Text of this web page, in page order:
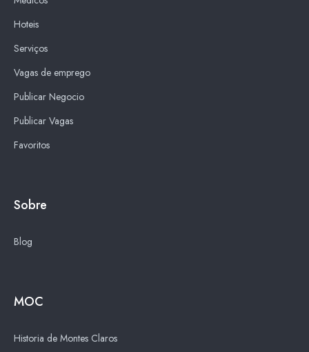
Hoteis
Serviços
Vagas de emprego
Publicar Negocio
Publicar Vagas
Favoritos
Sobre
Blog
MOC
Historia de Montes Claros